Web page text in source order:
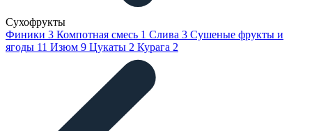
Сухофрукты
Финики 3 Компотная смесь 1 Слива 3 Сушеные фрукты и
ягоды 11 Изюм 9 Цукаты 2 Курага 2